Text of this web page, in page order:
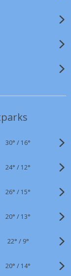
30° / 16°
24° / 12°
26° / 15°
20° / 13°
22° / 9°
20° / 14°